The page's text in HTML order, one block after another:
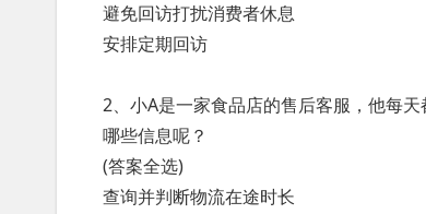
避免回访打扰消费者休息
安排定期回访
2、小A是一家食品店的售后客服，他每
哪些信息呢？
(答案全选)
查询并判断物流在途时长